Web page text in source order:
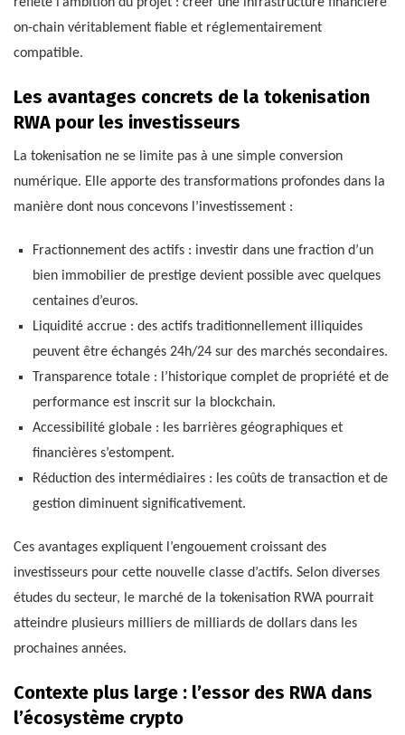
on-chain véritablement fiable et réglementairement
compatible.
Les avantages concrets de la tokenisation
RWA pour les investisseurs
La tokenisation ne se limite pas à une simple conversion
numérique. Elle apporte des transformations profondes dans la
manière dont nous concevons l’investissement :
Fractionnement des actifs : investir dans une fraction d’un
bien immobilier de prestige devient possible avec quelques
centaines d’euros.
Liquidité accrue : des actifs traditionnellement illiquides
peuvent être échangés 24h/24 sur des marchés secondaires.
Transparence totale : l’historique complet de propriété et de
performance est inscrit sur la blockchain.
Accessibilité globale : les barrières géographiques et
financières s’estompent.
Réduction des intermédiaires : les coûts de transaction et de
gestion diminuent significativement.
Ces avantages expliquent l’engouement croissant des
investisseurs pour cette nouvelle classe d’actifs. Selon diverses
études du secteur, le marché de la tokenisation RWA pourrait
atteindre plusieurs milliers de milliards de dollars dans les
prochaines années.
Contexte plus large : l’essor des RWA dans
l’écosystème crypto